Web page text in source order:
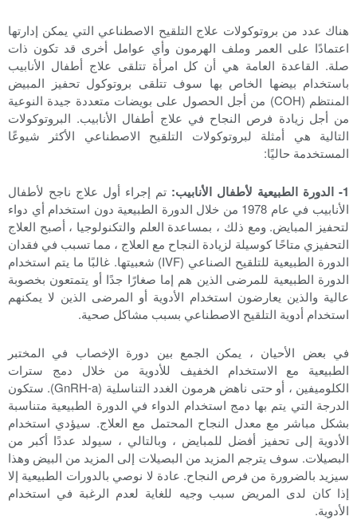
هناك عدد من بروتوكولات علاج التلقيح الاصطناعي التي يمكن إدارتها
اعتمادًا على العمر وملف الهرمون وأي عوامل أخرى قد تكون ذات
صلة. القاعدة العامة هي أن كل امرأة تتلقى علاج أطفال الأنابيب
باستخدام بيضها الخاص بها سوف تتلقى بروتوكول تحفيز المبيض
المنتظم (COH) من أجل الحصول على بويضات متعددة جيدة النوعية
من أجل زيادة فرص النجاح في علاج أطفال الأنابيب. البروتوكولات
التالية هي أمثلة لبروتوكولات التلقيح الاصطناعي الأكثر شيوعًا
المستخدمة حاليًا:
1- الدورة الطبيعية لأطفال الأنابيب:
تم إجراء أول علاج ناجح لأطفال
الأنابيب في عام 1978 من خلال الدورة الطبيعية دون استخدام أي دواء
لتحفيز المبايض. ومع ذلك ، بمساعدة العلم والتكنولوجيا ، أصبح العلاج
التحفيزي متاحًا كوسيلة لزيادة النجاح مع العلاج ، مما تسبب في فقدان
الدورة الطبيعية للتلقيح الصناعي (IVF) شعبيتها. غالبًا ما يتم استخدام
الدورة الطبيعية للمرضى الذين هم إما صغارًا جدًا أو يتمتعون بخصوبة
عالية والذين يعارضون استخدام الأدوية أو المرضى الذين لا يمكنهم
استخدام أدوية التلقيح الاصطناعي بسبب مشاكل صحية.
في بعض الأحيان ، يمكن الجمع بين دورة الإخصاب في المختبر
الطبيعية مع الاستخدام الخفيف للأدوية من خلال دمج سترات
الكلوميفين ، أو حتى ناهض هرمون الغدد التناسلية (GnRH-a). ستكون
الدرجة التي يتم بها دمج استخدام الدواء في الدورة الطبيعية متناسبة
بشكل مباشر مع معدل النجاح المحتمل مع العلاج. سيؤدي استخدام
الأدوية إلى تحفيز أفضل للمبايض ، وبالتالي ، سيولد عددًا أكبر من
البصيلات. سوف يترجم المزيد من البصيلات إلى المزيد من البيض وهذا
سيزيد بالضرورة من فرص النجاح. عادة لا نوصي بالدورات الطبيعية إلا
إذا كان لدى المريض سبب وجيه للغاية لعدم الرغبة في استخدام
الأدوية.